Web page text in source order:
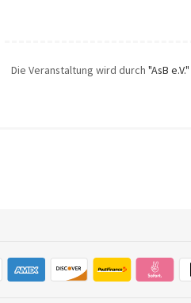
Die Veranstaltung wird durch"AsB e.V."